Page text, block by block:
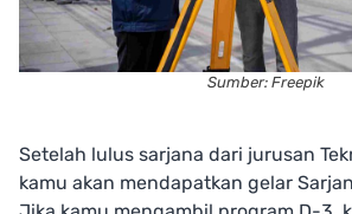
Sumber: Freepik
Setelah lulus sarjana dari jurusan
kamu akan mendapatkan gelar